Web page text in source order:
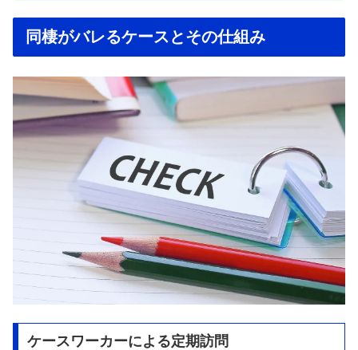
同棲がバレるケースとその仕組み
ケースワーカーによる定期訪問